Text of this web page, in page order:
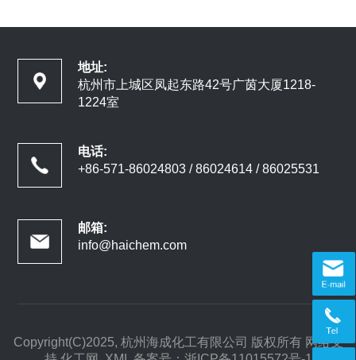
地址:
杭州市上城区凤起东路42号广茵大厦1218-
1224室
电话:
+86-571-86024803 / 86024614 / 86025531
邮箱:
info@haichem.com
Copyright(C)2025, 杭州海成化工有限公司 版权所有网络支